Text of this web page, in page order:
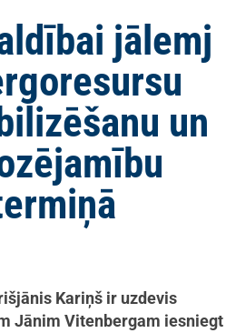
jālemj
un
Kariņš ir uzdevis
Jānim Vitenbergam iesniegt